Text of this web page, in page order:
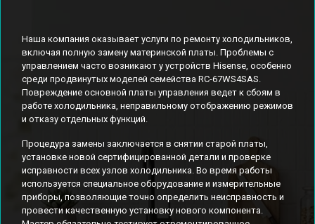
Наша компания оказывает услуги по ремонту холодильников,
включая полную замену материнской платы. Проблемы с
управлением часто возникают у устройств Hisense, особенно
среди продвинутых моделей семейства RC-67WS4SAS.
Повреждение основной платы управления ведет к сбоям в
работе холодильника, неправильному отображению режимов
и отказу отдельных функций.
Процедура замены заключается в снятии старой платы,
установке новой сертифицированной детали и проверке
исправности всех узлов холодильника. Во время работы
используется специальное оборудование и измерительные
приборы, позволяющие точно определить неисправность и
провести качественную установку нового компонента.